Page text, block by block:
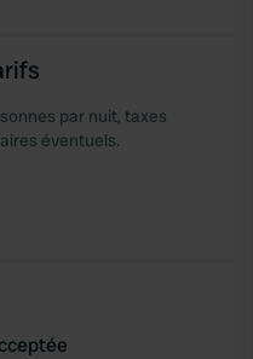
par nuit, taxes
éventuels.